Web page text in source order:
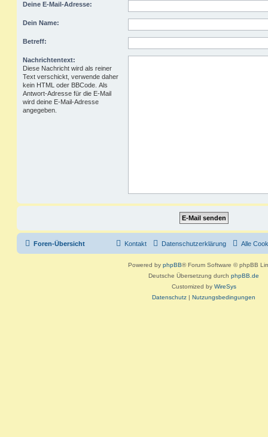
Deine E-Mail-Adresse:
Dein Name:
Betreff:
Nachrichtentext:
Diese Nachricht wird als reiner
Text verschickt, verwende daher
kein HTML oder BBCode. Als
Antwort-Adresse für die E-Mail
wird deine E-Mail-Adresse
angegeben.
Foren-Übersicht Alle
Datenschutzerklärung
Kontakt
Powered by phpBB® Forum Software © phpBB
Deutsche Übersetzung durch phpBB.de
Customized by WireSys
Datenschutz
Nutzungsbedingungen